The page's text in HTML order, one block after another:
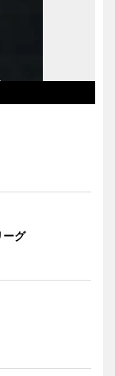
グ